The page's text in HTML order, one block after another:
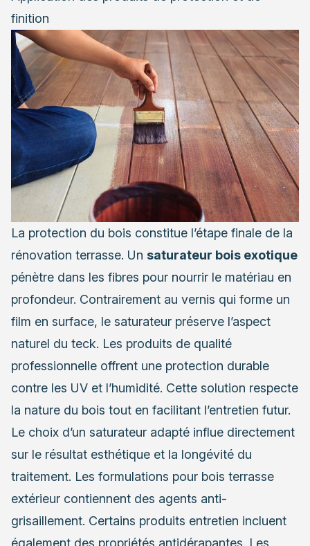
finition
La protection du bois constitue l’étape finale de la
rénovation terrasse. Un saturateur bois exotique
pénètre dans les fibres pour nourrir le matériau en
profondeur. Contrairement au vernis qui forme un
film en surface, le saturateur préserve l’aspect
naturel du teck. Les produits de qualité
professionnelle offrent une protection durable
contre les UV et l’humidité. Cette solution respecte
la nature du bois tout en facilitant l’entretien futur.
Le choix d’un saturateur adapté influe directement
sur le résultat esthétique et la longévité du
traitement. Les formulations pour bois terrasse
extérieur contiennent des agents anti-
grisaillement. Certains produits entretien incluent
également des propriétés antidérapantes. Les